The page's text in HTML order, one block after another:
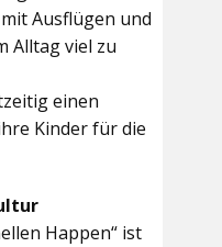
Ausflügen und
Alltag viel zu
einen
Kinder für die
Happen“ ist